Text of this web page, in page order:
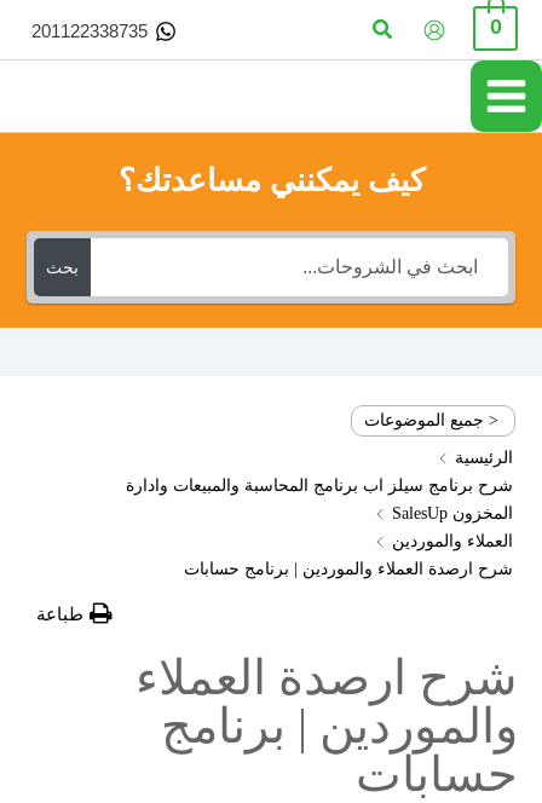
0 البحث 201122338735
كيف يمكنني مساعدتك؟
بحث
< جميع الموضوعات
الرئيسية
شرح برنامج سيلز اب برنامج المحاسبة والمبيعات وادارة
المخزون SalesUp
العملاء والموردين
شرح ارصدة العملاء والموردين | برنامج حسابات
طباعة
شرح ارصدة العملاء
والموردين | برنامج
حسابات